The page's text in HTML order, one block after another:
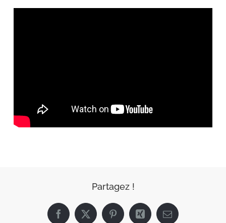
Partagez !
Facebook
X PinterestXing Email